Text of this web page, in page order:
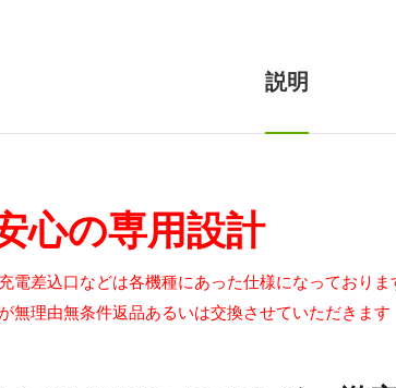
説明
心の専用設計
電差込口などは各機種にあった仕様になっておりま
無理由無条件返品あるいは交換させていただきます